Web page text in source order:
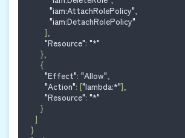
"iam:AttachRolePolicy"
"iam:DetachRolePolicy"
      ],
"Resource": "*"
    },
    {
"Effect": "Allow"
"Action": ["lambda:*"],
"Resource": "*"
    }
  ]
}